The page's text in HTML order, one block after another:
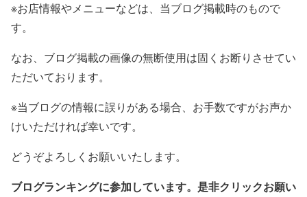
※お店情報やメニューなどは、当ブログ掲載時のもので
す。
なお、ブログ掲載の画像の無断使用は固くお断りさせてい
ただいております。
※当ブログの情報に誤りがある場合、お手数ですがお声か
けいただければ幸いです。
どうぞよろしくお願いいたします。
ブログランキングに参加しています。是非クリックお願い